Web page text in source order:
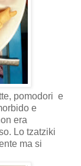
pomodori e
e
era
Lo tzatziki
ma si